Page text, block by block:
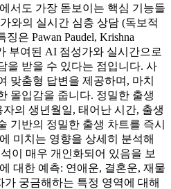
서도 가장 돋보이는 핵심 기능들
와의 실시간 심층 상담 (독보적
은 Pawan Paudel, Krishna
부여된 AI 점성가와 실시간으로
을 받을 수 있다는 점입니다. 사
맞춤형 답변을 제공하며, 마치
몰입감을 줍니다. 정밀한 출생
의 생년월일, 태어난 시간, 출생
기반의 정밀한 출생 차트를 즉시
미치는 영향을 상세히 분석해
이 매우 개인화되어 있음을 보
대한 예측: 연애운, 결혼운, 재물
궁금해하는 특정 영역에 대해